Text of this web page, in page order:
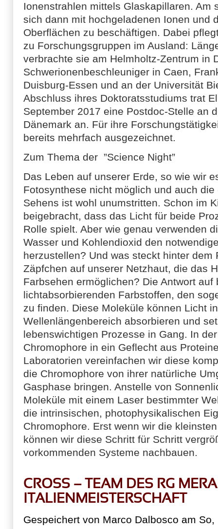
Ionenstrahlen mittels Glaskapillaren. Am
sich dann mit hochgeladenen Ionen und
Oberflächen zu beschäftigen. Dabei
zu Forschungsgruppen im Ausland:
verbrachte sie am Helmholtz-Zentrum in
Schwerionenbeschleuniger in Caen,
Duisburg-Essen und an der Universität
Abschluss ihres Doktoratsstudiums trat
September 2017 eine Postdoc-Stelle an
Dänemark an. Für ihre
bereits mehrfach ausgezeichnet.
Zum Thema der ”Science Night”
Das Leben auf unserer Erde, so wie wir
Fotosynthese nicht möglich und auch
Sehens ist wohl unumstritten. Schon im
beigebracht, dass das Licht für beide
Rolle spielt. Aber wie genau verwenden
Wasser und Kohlendioxid den
herzustellen? Und was steckt hinter dem
Zäpfchen auf unserer Netzhaut, die das
Farbsehen ermöglichen? Die Antwort auf
lichtabsorbierenden Farbstoffen, den
zu finden. Diese Moleküle können Licht
Wellenlängenbereich absorbieren und
lebenswichtigen Prozesse in Gang. In
Chromophore in ein Geflecht aus
Laboratorien vereinfachen wir diese
die Chromophore von ihrer natürliche
Gasphase bringen. Anstelle von
Moleküle mit einem Laser bestimmter
die intrinsischen, photophysikalischen
Chromophore. Erst wenn wir die
können wir diese Schritt für Schritt
vorkommenden Systeme nachbauen.
CROSS – TEAM DES RG
ITALIENMEISTERSCHAFT
Gespeichert von Marco Dalbosco am So,